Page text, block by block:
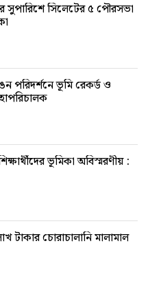
সুপারিশে সিলেটের ৫ পৌরসভা
পরিদর্শনে ভূমি রেকর্ড ও
ভূমিকা অবিস্মরণীয় :
টাকার চোরাচালানি মালামাল